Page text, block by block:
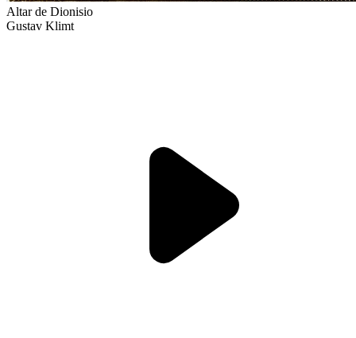
Altar de Dionisio
Gustav Klimt